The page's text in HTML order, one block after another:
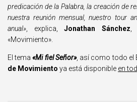
predicación de la Palabra, la creación de
nuestra reunión mensual, nuestro tour
anual» , explica,Jonathan Sánchez
«Movimiento».
El tema«Mi fiel Señor», así como todo el
de Movimiento ya está disponible en